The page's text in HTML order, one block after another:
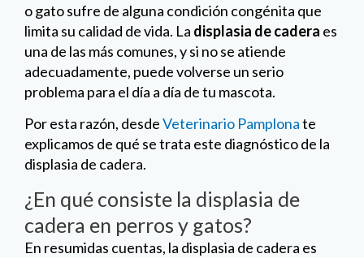
o gato sufre de alguna condición congénita que
limita su calidad de vida. La displasia de cadera es
una de las más comunes, y si no se atiende
adecuadamente, puede volverse un serio
problema para el día a día de tu mascota.
Por esta razón, desdeVeterinario Pamplonate
explicamos de qué se trata este diagnóstico de la
displasia de cadera.
¿En qué consiste la displasia de
cadera en perros y gatos?
En resumidas cuentas, la displasia de cadera es